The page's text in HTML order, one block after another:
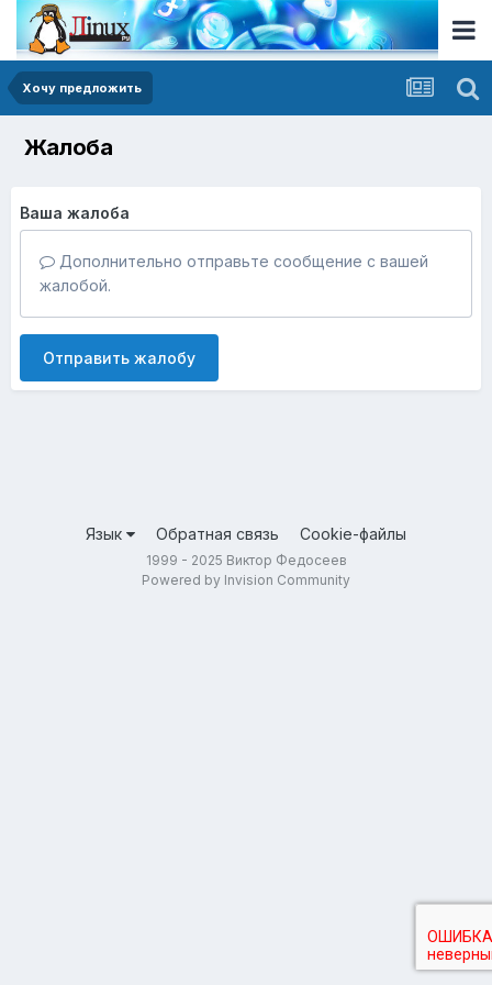
Хочу предложить
Жалоба
Ваша жалоба
Дополнительно отправьте сообщение с вашей
жалобой.
Отправить жалобу
Язык Обратная связь Cookie-файлы
1999 - 2025 Виктор Федосеев
Powered by Invision Community